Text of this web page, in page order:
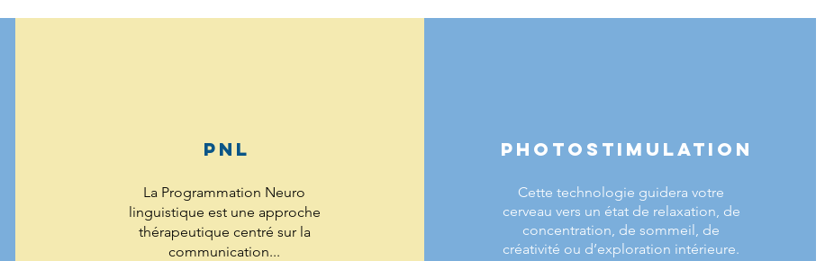
PNL
La Programmation Neuro
linguistique est une approche
thérapeutique centré sur la
communication...
PHOTOSTIMULATION
Cette technologie guidera votre
cerveau vers un état de relaxation, de
concentration, de sommeil, de
créativité ou d’exploration intérieure.